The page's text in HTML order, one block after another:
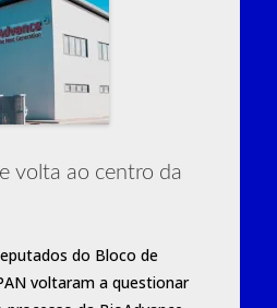
volta ao centro da
do Bloco de
voltaram a questionar